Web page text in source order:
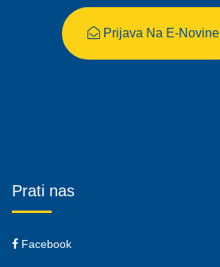
Prijava Na E-Novine
Prati nas
Facebook